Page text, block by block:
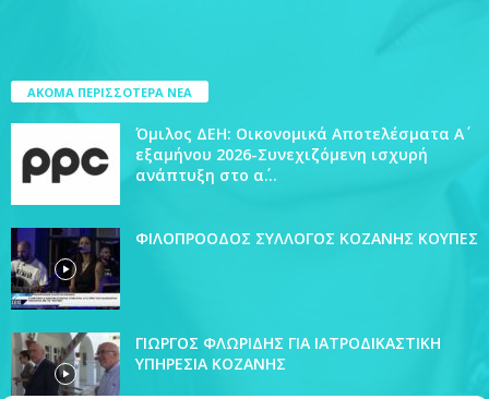
ΑΚΟΜΑ ΠΕΡΙΣΣΟΤΕΡΑ ΝΕΑ
Όμιλος ΔΕΗ: Οικονομικά Αποτελέσματα Α΄
εξαμήνου 2026-Συνεχιζόμενη ισχυρή
ανάπτυξη στο α΄...
ΦΙΛΟΠΡΟΟΔΟΣ ΣΥΛΛΟΓΟΣ ΚΟΖΑΝΗΣ ΚΟΥΠΕΣ
ΓΙΩΡΓΟΣ ΦΛΩΡΙΔΗΣ ΓΙΑ ΙΑΤΡΟΔΙΚΑΣΤΙΚΗ
ΥΠΗΡΕΣΙΑ ΚΟΖΑΝΗΣ